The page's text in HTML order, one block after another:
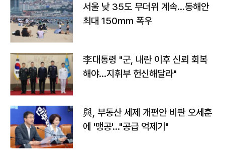
서울 낮 35도 무더위 계속…동해안
최대 150㎜ 폭우
李대통령 "군, 내란 이후 신뢰 회복
해야…지휘부 헌신해달라"
與, 부동산 세제 개편안 비판 오세훈
에 '맹공'…"공급 억제기"